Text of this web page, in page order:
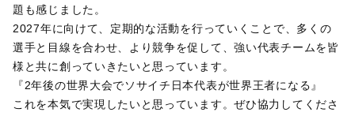
題も感じました。
2027年に向けて、定期的な活動を行っていくことで、多くの
選手と目線を合わせ、より競争を促して、強い代表チームを皆
様と共に創っていきたいと思っています。
『2年後の世界大会でソサイチ日本代表が世界王者になる』
これを本気で実現したいと思っています。ぜひ協力してくださ